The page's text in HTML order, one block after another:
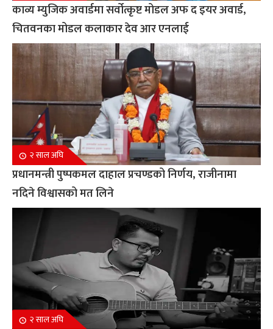
काव्य म्युजिक अवार्डमा सर्वोत्कृष्ट मोडल अफ द इयर अवार्ड,
चितवनका मोडल कलाकार देव आर एनलाई
२ साल अघि
प्रधानमन्त्री पुष्पकमल दाहाल प्रचण्डको निर्णय, राजीनामा
नदिने विश्वासको मत लिने
२ साल अघि